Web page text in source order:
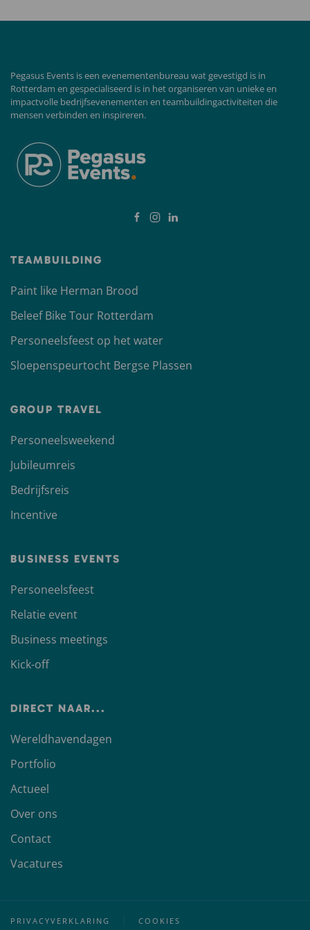
Pegasus Events is een evenementenbureau wat gevestigd is in
Rotterdam en gespecialiseerd is in het organiseren van unieke en
impactvolle bedrijfsevenementen en teambuildingactiviteiten die
mensen verbinden en inspireren.
TEAMBUILDING
Paint like Herman Brood
Beleef Bike Tour Rotterdam
Personeelsfeest op het water
Sloepenspeurtocht Bergse Plassen
GROUP TRAVEL
Personeelsweekend
Jubileumreis
Bedrijfsreis
Incentive
BUSINESS EVENTS
Personeelsfeest
Relatie event
Business meetings
Kick-off
DIRECT NAAR...
Wereldhavendagen
Portfolio
Actueel
Over ons
Contact
Vacatures
PRIVACYVERKLARING COOKIES